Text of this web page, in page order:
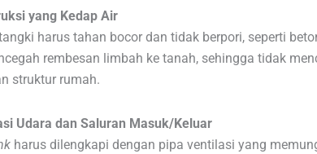
yang Kedap Air
harus tahan bocor dan tidak berpori, seperti
rembesan limbah ke tanah, sehingga tidak
struktur rumah.
Udara dan Saluran Masuk/Keluar
harus dilengkapi dengan pipa ventilasi yang